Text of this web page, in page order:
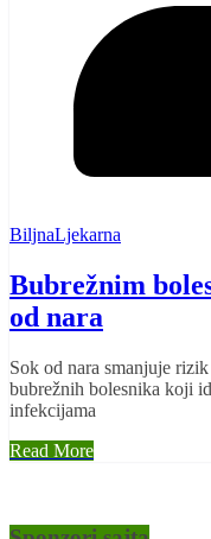
BiljnaLjekarna
Bubrežnim
od nara
Sok od nara smanjuje
bubrežnih bolesnika koji
infekcijama
Read More